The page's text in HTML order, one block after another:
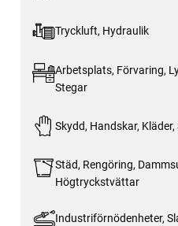
Tryckluft, Hydraulik
Arbetsplats, Förvaring,
Stegar
Skydd, Handskar, Kläder,
Städ, Rengöring,
Högtryckstvättar
Industriförnödenheter,